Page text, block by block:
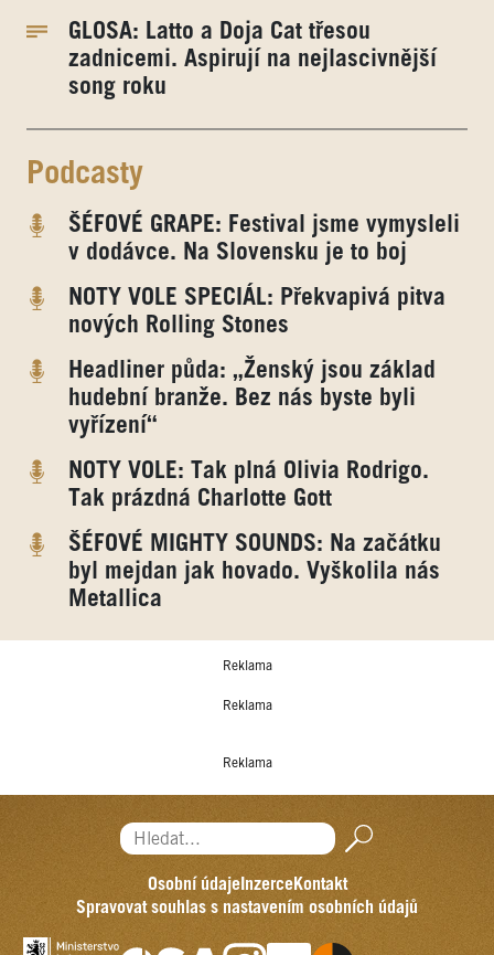
GLOSA: Latto a Doja Cat třesou
zadnicemi. Aspirují na nejlascivnější
song roku
Podcasty
ŠÉFOVÉ GRAPE: Festival jsme vymysleli
v dodávce. Na Slovensku je to boj
NOTY VOLE SPECIÁL: Překvapivá pitva
nových Rolling Stones
Headliner půda: „Ženský jsou základ
hudební branže. Bez nás byste byli
vyřízení“
NOTY VOLE: Tak plná Olivia Rodrigo.
Tak prázdná Charlotte Gott
ŠÉFOVÉ MIGHTY SOUNDS: Na začátku
byl mejdan jak hovado. Vyškolila nás
Metallica
Reklama
Reklama
Reklama
Hledat...
Osobní údajeInzerceKontakt
Spravovat souhlas s nastavením osobních údajů